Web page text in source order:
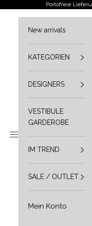
Zum Inhalt springen
Portofreie
Navigationsmenü öffnen
New arrivals
KATEGORIEN
DESIGNERS
VESTIBULE
GARDEROBE
IM TREND
SALE / OUTLET
Mein Konto